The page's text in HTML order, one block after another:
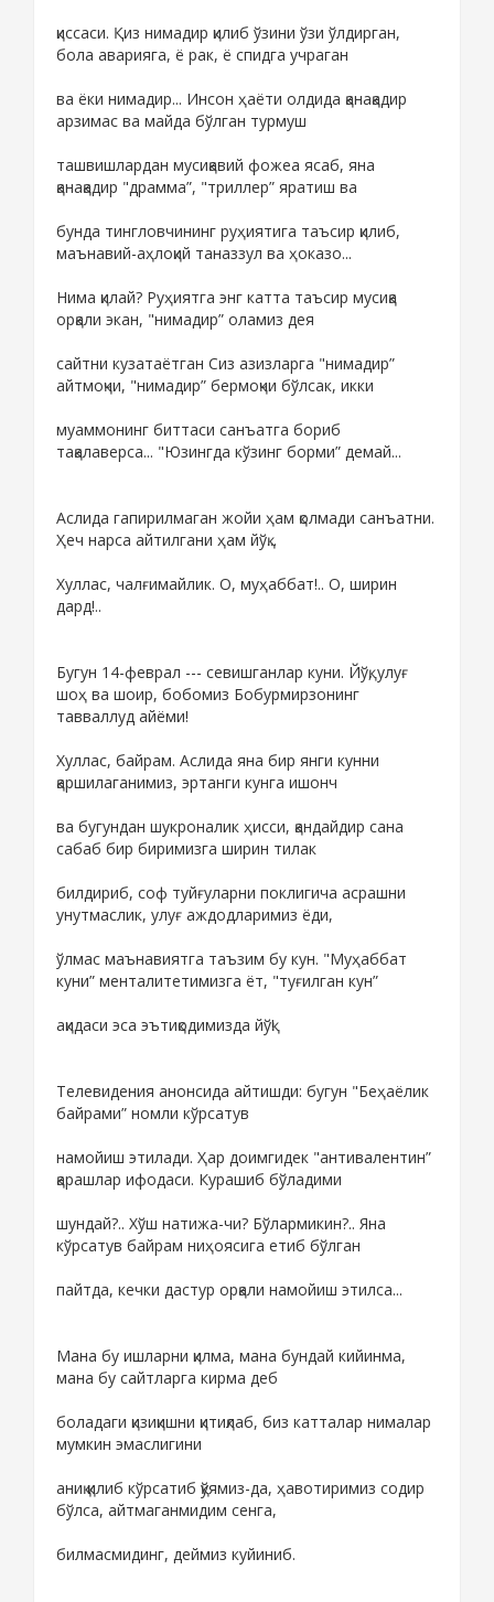
қиссаси. Қиз нимадир қилиб ўзини ўзи ўлдирган,
бола аварияга, ё рак, ё спидга учраган
ва ёки нимадир... Инсон ҳаёти олдида қанақадир
арзимас ва майда бўлган турмуш
ташвишлардан мусиқавий фожеа ясаб, яна
қанақадир "драмма”, "триллер” яратиш ва
бунда тингловчининг руҳиятига таъсир қилиб,
маънавий-аҳлоқий таназзул ва ҳоказо...
Нима қилай? Руҳиятга энг катта таъсир мусиқа
орқали экан, "нимадир” оламиз дея
сайтни кузатаётган Сиз азизларга "нимадир”
айтмоқчи, "нимадир” бермоқчи бўлсак, икки
муаммонинг биттаси санъатга бориб
тақалаверса... "Юзингда кўзинг борми” демай...
Аслида гапирилмаган жойи ҳам қолмади санъатни.
Ҳеч нарса айтилгани ҳам йўқ...
Хуллас, чалғимайлик. О, муҳаббат!.. О, ширин
дард!..
Бугун 14-феврал --- севишганлар куни. Йўқ, улуғ
шоҳ ва шоир, бобомиз Бобурмирзонинг
тавваллуд айёми!
Хуллас, байрам. Аслида яна бир янги кунни
қаршилаганимиз, эртанги кунга ишонч
ва бугундан шукроналик ҳисси, қандайдир сана
сабаб бир биримизга ширин тилак
билдириб, соф туйғуларни поклигича асрашни
унутмаслик, улуғ аждодларимиз ёди,
ўлмас маънавиятга таъзим бу кун. "Муҳаббат
куни” менталитетимизга ёт, "туғилган кун”
ақидаси эса эътиқодимизда йўқ!
Телевидения анонсида айтишди: бугун "Беҳаёлик
байрами” номли кўрсатув
намойиш этилади. Ҳар доимгидек "антивалентин”
қарашлар ифодаси. Курашиб бўладими
шундай?.. Хўш натижа-чи? Бўлармикин?.. Яна
кўрсатув байрам ниҳоясига етиб бўлган
пайтда, кечки дастур орқали намойиш этилса...
Мана бу ишларни қилма, мана бундай кийинма,
мана бу сайтларга кирма деб
боладаги қизиқишни қитиқлаб, биз катталар нималар
мумкин эмаслигини
аниқ қилиб кўрсатиб қўямиз-да, ҳавотиримиз содир
бўлса, айтмаганмидим сенга,
билмасмидинг, деймиз куйиниб.